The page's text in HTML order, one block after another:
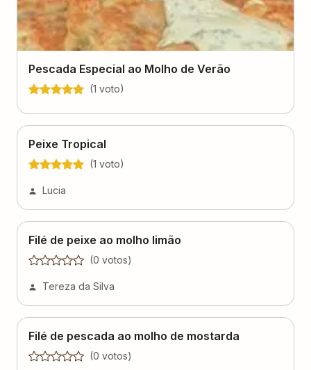
Pescada Especial ao Molho de Verão
(1 voto)
Peixe Tropical
(1 voto)
Lucia
Filé de peixe ao molho limão
(0 votos)
Tereza da Silva
Filé de pescada ao molho de mostarda
(0 votos)